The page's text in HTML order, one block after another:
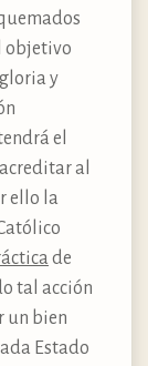
objetivo
y
el
al
ello la
de
tal acción
un bien
Estado